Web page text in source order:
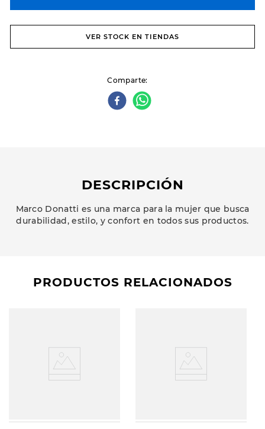
VER STOCK EN TIENDAS
Comparte
DESCRIPCIÓN
Marco Donatti es una marca para la mujer que busca
durabilidad, estilo, y confort en todos sus productos.
PRODUCTOS RELACIONADOS